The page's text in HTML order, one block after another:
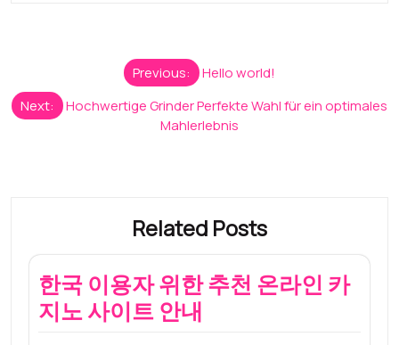
navigation
Previous:
Hello world!
Next:
Hochwertige Grinder Perfekte Wahl für ein optimales
Mahlerlebnis
Related Posts
한국 이용자 위한 추천 온라인 카
지노 사이트 안내